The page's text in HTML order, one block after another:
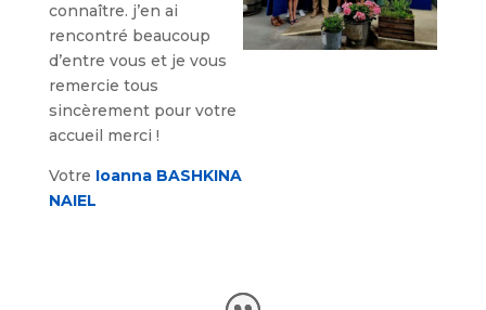
connaître. j’en ai
rencontré beaucoup
d’entre vous et je vous
remercie tous
sincèrement pour votre
accueil merci !
Votre Ioanna BASHKINA
NAIEL